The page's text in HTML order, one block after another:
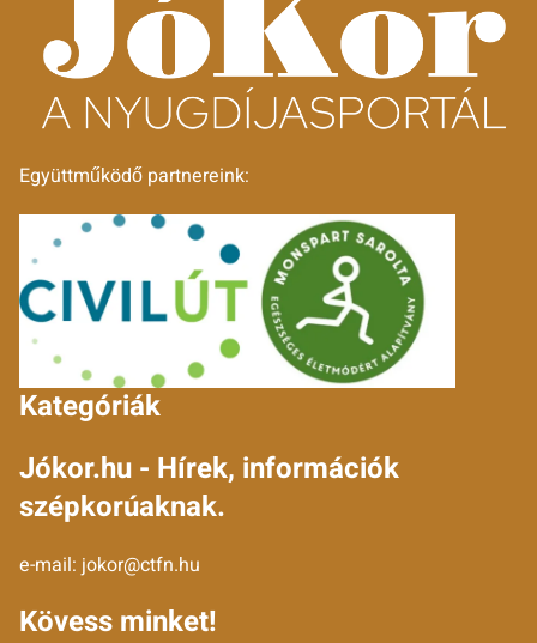
Együttműködő partnereink:
Kategóriák
Jókor.hu - Hírek, információk
szépkorúaknak.
e-mail: jokor@ctfn.hu
Kövess minket!